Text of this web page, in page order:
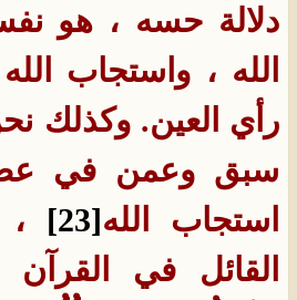
دلالة حسه ، هو
الله ، واستجاب
رأي العين‏.‏ وكذلك
سبق وعمن في
استجاب الله[23]
القائل في